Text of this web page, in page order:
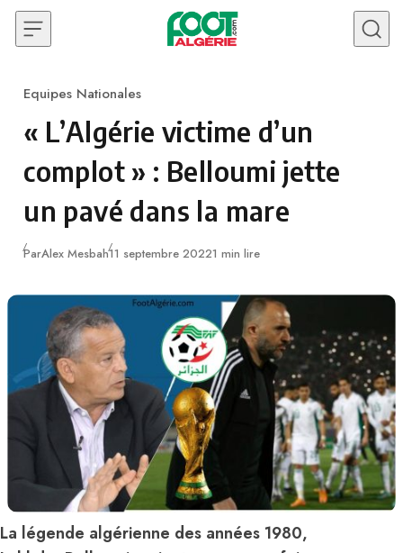
Skip to content
Category
Equipes Nationales
« L’Algérie victime d’un
complot » : Belloumi jette
un pavé dans la mare
ParAlex MesbahPublié
11 septembre 20221 min lire
La légende algérienne des années 1980,